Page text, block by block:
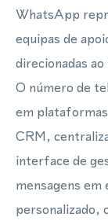
WhatsApp
equipas de
direcionadas
O número de
em
CRM,
interface de
mensagens em
personalizado,